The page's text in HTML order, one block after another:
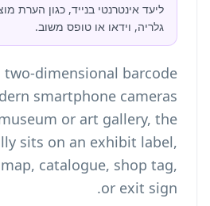
ליעד אינטרנטי בנייד, כגון הערת
גלריה, וידאו או טופס משוב.
two-dimensional barcode
smartphone cameras
or art gallery, the
sits on an exhibit label,
catalogue, shop tag,
or exit sign.